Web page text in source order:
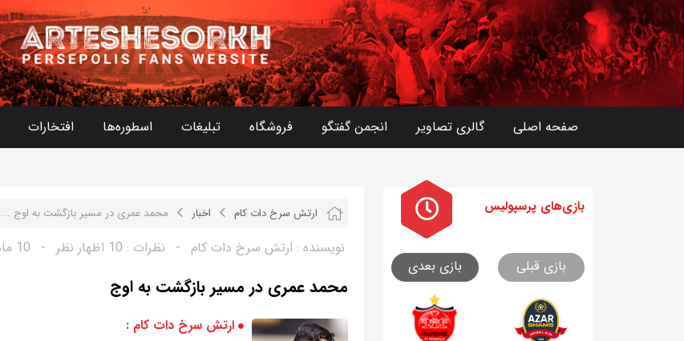
صفحه اصلی گالری تصاویر انجمن گفتگو فروشگاه تبلیغات اسطوره‌ها افتخارات
ارتش سرخ دات کام اخبار محمد عمری در مسیر بازگشت به اوج ...
نویسنده : ارتش سرخ دات کام - نظرات : 10 اظهار نظر - 10 ماه پیش
محمد عمری در مسیر بازگشت به اوج
ارتش سرخ دات کام :
بازی های پرسپولیس
بازی قبلی بازی بعدی